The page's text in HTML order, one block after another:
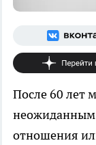
После 60 лет
неожиданным
отношения